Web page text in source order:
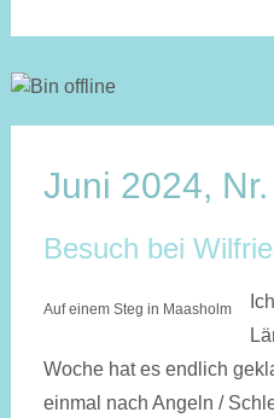
Juni 2024, Nr.
Besuch bei
Auf einem Steg in Maasholm
Woche hat es endlich
einmal nach Angeln /